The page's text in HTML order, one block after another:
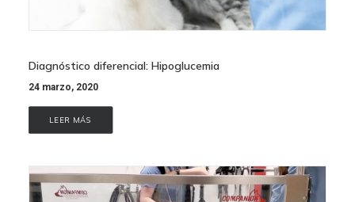
Diagnóstico diferencial: Hipoglucemia
24 marzo, 2020
LEER MÁS